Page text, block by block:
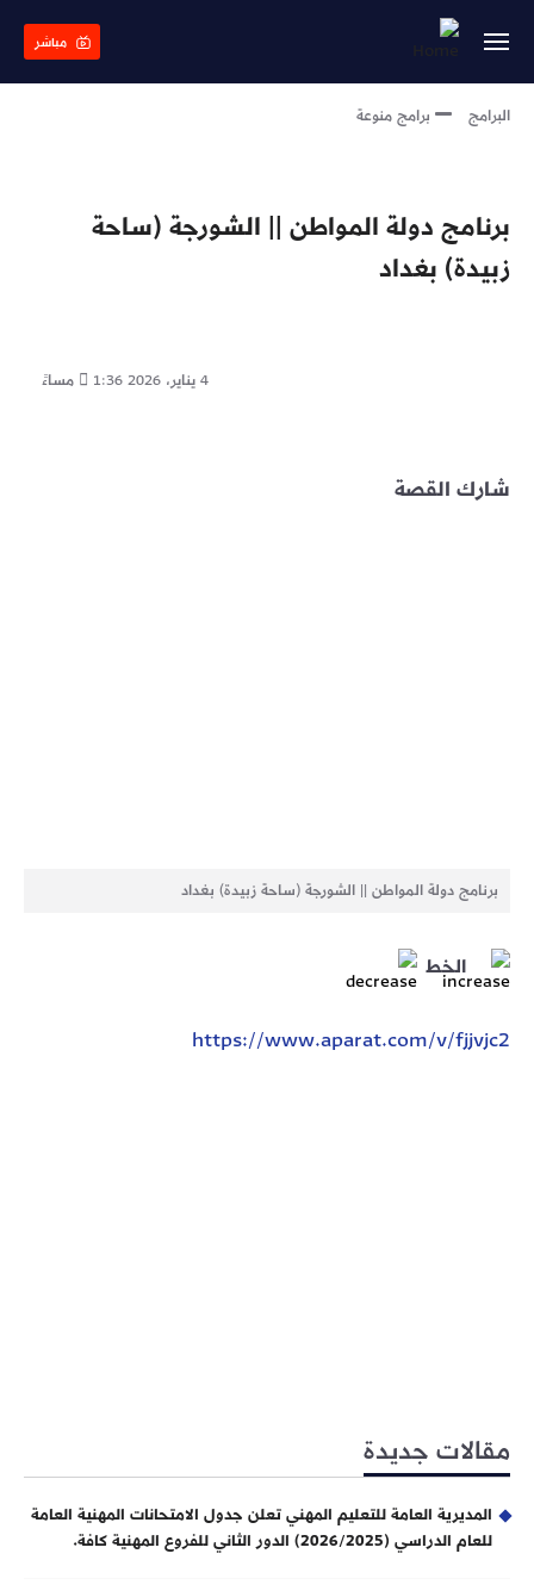
main
مباشر
البرامج برامج منوعة
برنامج دولة المواطن || الشورجة (ساحة
زبيدة) بغداد
4 يناير، 2026 1:36 مساءً
شارك القصة
برنامج دولة المواطن || الشورجة (ساحة زبيدة) بغداد
الخط
https://www.aparat.com/v/fjjvjc2
مقالات جديدة
المديرية العامة للتعليم المهني تعلن جدول الامتحانات المهنية العامة
للعام الدراسي (2026/2025) الدور الثاني للفروع المهنية كافة.